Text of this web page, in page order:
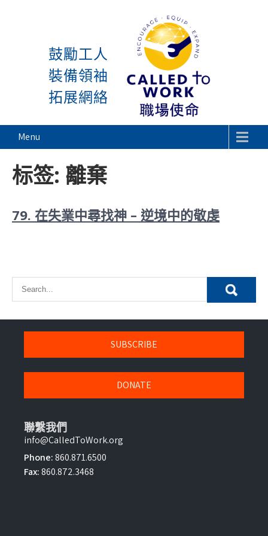
Called To Work
鼓勵工人
裝備領袖
拓展網絡
Menu
标签: 離棄
79. 在失業中尋找神 – 逆境中的敬虔
SUBSCRIBE
DONATE
聯繫我們
info@CalledToWork.org
Phone:860.871.6500
Fax:860.872.3468